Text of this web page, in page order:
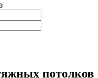
потолков